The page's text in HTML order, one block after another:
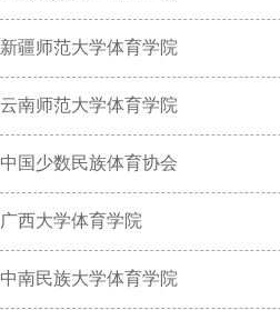
新疆师范大学体育学院
云南师范大学体育学院
中国少数民族体育协会
广西大学体育学院
中南民族大学体育学院